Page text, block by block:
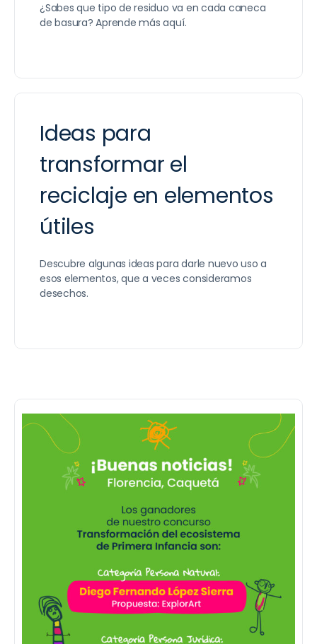
¿Sabes que tipo de residuo va en cada caneca
de basura? Aprende más aquí.
Ideas para
transformar el
reciclaje en elementos
útiles
Descubre algunas ideas para darle nuevo uso a
esos elementos, que a veces consideramos
desechos.